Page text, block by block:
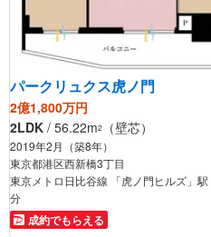
パークリュクス虎ノ門
2億1,800万円
2LDK / 56.22m2 （壁芯）
2019年2月（築8年）
東京都港区西新橋3丁目
東京メトロ日比谷線 「虎ノ門ヒルズ」駅
分
成約でもらえる